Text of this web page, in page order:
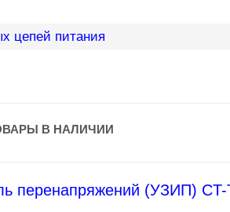
цепей питания
В НАЛИЧИИ
перенапряжений (УЗИП)